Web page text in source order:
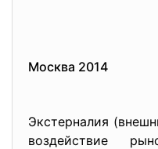
Москва 2014
Экстерналия
воздействие